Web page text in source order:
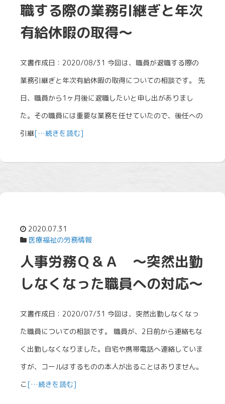
職する際の業務引継ぎと年次
有給休暇の取得～
文書作成日：2020/08/31 今回は、職員が退職する際の
業務引継ぎと年次有給休暇の取得についての相談です。 先
日、職員から1ヶ月後に退職したいと申し出がありまし
た。その職員には重要な業務を任せていたので、後任への
引継[…続きを読む]
2020.07.31
医療福祉の労務情報
人事労務Ｑ＆Ａ ～突然出勤
しなくなった職員への対応～
文書作成日：2020/07/31 今回は、突然出勤しなくなっ
た職員についての相談です。 職員が、2日前から連絡もな
く出勤しなくなりました。自宅や携帯電話へ連絡していま
すが、コールはするものの本人が出ることはありません。
こ[…続きを読む]